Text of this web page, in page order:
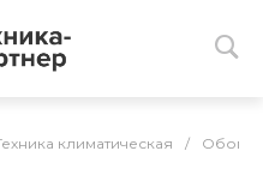
климатическая /